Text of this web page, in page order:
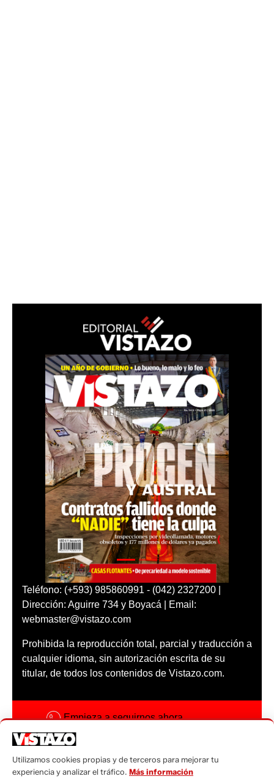
Teléfono: (+593) 985860991 - (042) 2327200 |
Dirección: Aguirre 734 y Boyacá | Email:
webmaster@vistazo.com
Prohibida la reproducción total, parcial y traducción a
cualquier idioma, sin autorización escrita de su
titular, de todos los contenidos de Vistazo.com.
Empieza a seguirnos ahora
Código ética
Utilizamos cookies propias y de terceros para mejorar tu
experiencia y analizar el tráfico. Más información